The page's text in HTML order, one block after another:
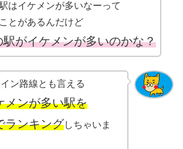
はイケメンが多いなーって
とがあるんだけど
駅がイケメンが多いのかな？
ン路線とも言える
メンが多い駅を
ランキングしちゃいま